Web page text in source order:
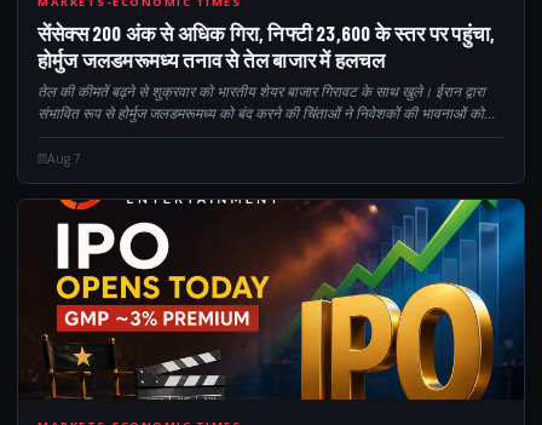
200
सेंसेक्स 200 अंक से अधिक गिरा, निफ्टी 23,600 के स्तर पर पहुंचा,
होर्मुज जलडमरूमध्य तनाव से तेल बाजार में हलचल
तेल की कीमतें बढ़ने से शुक्रवार को भारतीय शेयर बाजार गिरावट के साथ खुले। ईरान द्वारा
संभावित रूप से होर्मुज जलडमरूमध्य को बंद करने की चिंताओं ने निवेशकों की भावनाओं को
प्रभावित किया। बजाज फाइनेंस और बजाज फिनसर्व के शेयरों में गिरावट का नेतृत्व किया...
Aug 7